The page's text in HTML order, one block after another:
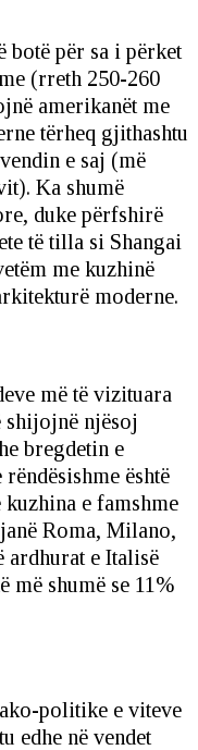
botë për sa i përket
(rreth 250-260
amerikanët me
tërheq gjithashtu
e saj (më
Ka shumë
duke përfshirë
të tilla si Shangai
me kuzhinë
moderne.
më të vizituara
shijojnë njësoj
bregdetin e
është
e famshme
Roma, Milano,
ardhurat e Italisë
më shumë se 11%
politike e viteve
edhe në vendet